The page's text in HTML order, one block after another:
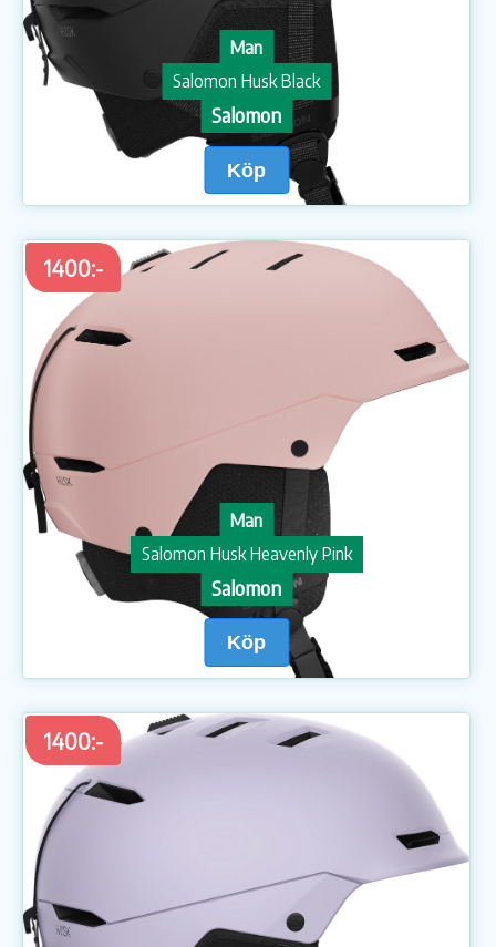
Man
Salomon Husk Black
Salomon
Köp
1400:-
Man
Salomon Husk Heavenly Pink
Salomon
Köp
1400:-